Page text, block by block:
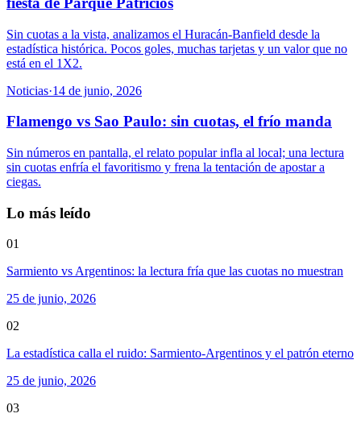
Sin cuotas a la vista, analizamos el Huracán-Banfield desde la
estadística histórica. Pocos goles, muchas tarjetas y un valor que no
está en el 1X2.
Noticias·14 de junio, 2026
Flamengo vs Sao Paulo: sin cuotas, el frío manda
Sin números en pantalla, el relato popular infla al local; una lectura
sin cuotas enfría el favoritismo y frena la tentación de apostar a
ciegas.
Lo más leído
01
Sarmiento vs Argentinos: la lectura fría que las cuotas no muestran
25 de junio, 2026
02
La estadística calla el ruido: Sarmiento-Argentinos y el patrón eterno
25 de junio, 2026
03